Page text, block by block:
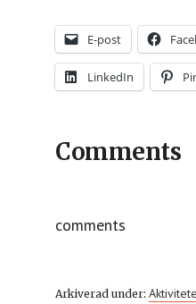
E-post
LinkedIn
Comments
comments
Arkiverad under: